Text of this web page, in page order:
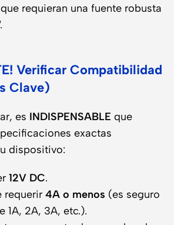
que requieran una fuente robusta
Verificar Compatibilidad
Clave)
es INDISPENSABLE que
exactas
dispositivo:
12V DC.
requerir 4A o menos (es seguro
1A, 2A, 3A, etc.).